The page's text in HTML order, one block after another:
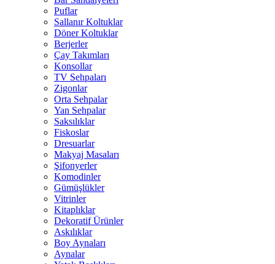
Puflar
Sallanır Koltuklar
Döner Koltuklar
Berjerler
Çay Takımları
Konsollar
TV Sehpaları
Zigonlar
Orta Sehpalar
Yan Sehpalar
Saksılıklar
Fiskoslar
Dresuarlar
Makyaj Masaları
Şifonyerler
Komodinler
Gümüşlükler
Vitrinler
Kitaplıklar
Dekoratif Ürünler
Askılıklar
Boy Aynaları
Aynalar